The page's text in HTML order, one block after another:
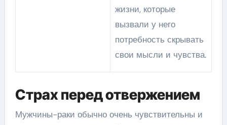
жизни, которые
вызвали у него
потребность скрывать
свои мысли и чувства.
Страх перед отвержением
Мужчины-раки обычно очень чувствительны и